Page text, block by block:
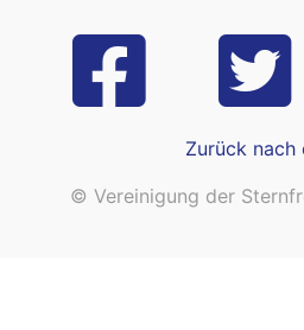
Zurück nach
© Vereinigung der